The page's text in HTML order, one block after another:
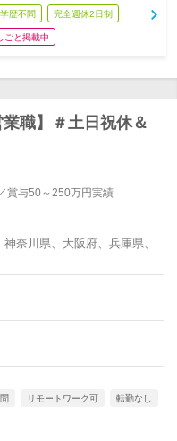
学歴不問 完全週休2日制
ごと掲載中
職】＃土日祝休＆
賞与50～250万円実績
奈川県、大阪府、兵庫県、
リモートワーク可 転勤なし